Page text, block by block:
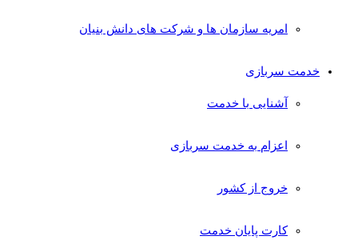
امریه سازمان ها و شرکت های دانش بنیان
خدمت سربازی
آشنایی با خدمت
اعزام به خدمت سربازی
خروج از کشور
کارت پایان خدمت